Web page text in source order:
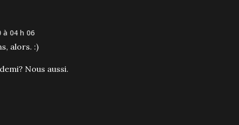
à 04 h 06
alors. :)
Nous aussi.